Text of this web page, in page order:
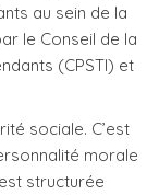
au sein de la
le Conseil de la
(CPSTI) et
sociale. C’est
morale
structurée